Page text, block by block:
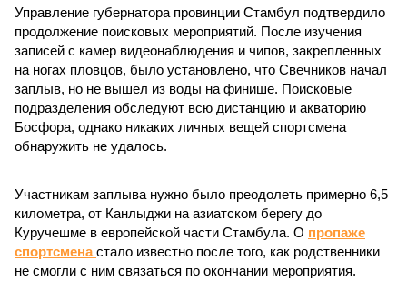
Управление губернатора провинции Стамбул подтвердило
продолжение поисковых мероприятий. После изучения
записей с камер видеонаблюдения и чипов, закрепленных
на ногах пловцов, было установлено, что Свечников начал
заплыв, но не вышел из воды на финише. Поисковые
подразделения обследуют всю дистанцию и акваторию
Босфора, однако никаких личных вещей спортсмена
обнаружить не удалось.
Участникам заплыва нужно было преодолеть примерно 6,5
километра, от Канлыджи на азиатском берегу до
Куручешме в европейской части Стамбула. О пропаже
спортсменастало известно после того, как родственники
не смогли с ним связаться по окончании мероприятия.